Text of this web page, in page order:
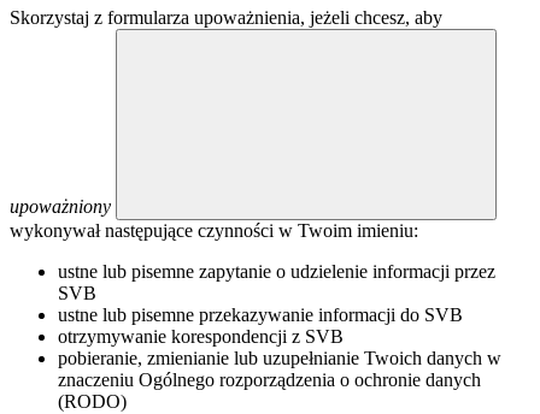
Skorzystaj z formularza upoważnienia, jeżeli chcesz, aby
upoważniony
wykonywał następujące czynności w Twoim imieniu:
ustne lub pisemne zapytanie o udzielenie informacji przez
SVB
ustne lub pisemne przekazywanie informacji do SVB
otrzymywanie korespondencji z SVB
pobieranie, zmienianie lub uzupełnianie Twoich danych w
znaczeniu Ogólnego rozporządzenia o ochronie danych
(RODO)